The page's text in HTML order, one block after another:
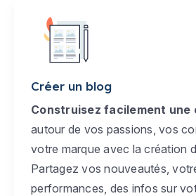
Créer un blog
Construisez facilement une
autour de vos passions, vos
votre marque avec la création
Partagez vos nouveautés,
performances, des infos sur